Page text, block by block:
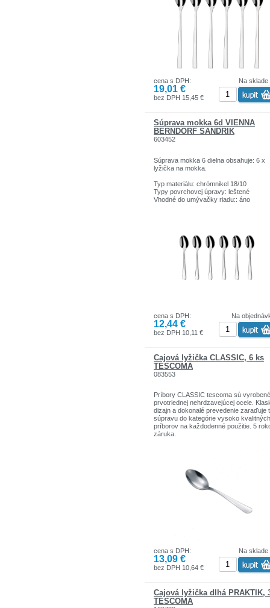
Na sklade
cena s DPH:
19,01 €
bez DPH 15,45 €
Súprava mokka 6d VIENNA
BERNDORF SANDRIK
603452
Súprava mokka 6 dielna obsahuje: 6 x
lyžička na mokka.
Typ materiálu: chrómnikel 18/10
Typy povrchovej úpravy: leštené
Vhodné do umývačky riadu:: áno
Na
cena s DPH:
12,44 €
bez DPH 10,11 €
Čajová lyžička CLASSIC, 6 ks
TESCOMA
083553
Príbory CLASSIC tescoma sú
prvotriednej nehrdzavejúcej ocele.
dizajn a dokonalé prevedenie zaraďuje
súpravu do kategórie vysoko kvalitných
príborov na každodenné použitie. 5
záruka.
Na sklade
cena s DPH:
13,09 €
bez DPH 10,64 €
Čajová lyžička dlhá PRAKTIK,
TESCOMA